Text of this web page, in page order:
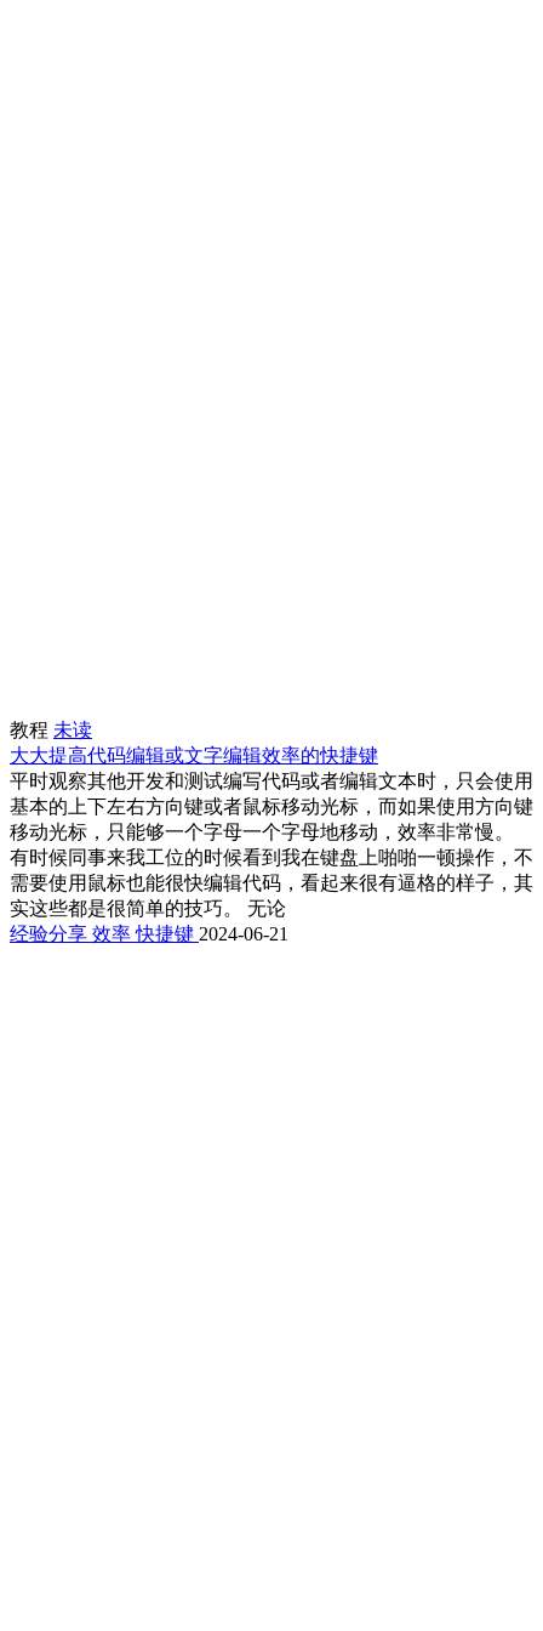
教程 未读
大大提高代码编辑或文字编辑效率的快捷键
平时观察其他开发和测试编写代码或者编辑文本时，只会使用
基本的上下左右方向键或者鼠标移动光标，而如果使用方向键
移动光标，只能够一个字母一个字母地移动，效率非常慢。
有时候同事来我工位的时候看到我在键盘上啪啪一顿操作，不
需要使用鼠标也能很快编辑代码，看起来很有逼格的样子，其
实这些都是很简单的技巧。 无论
经验分享 效率 快捷键 2024-06-21